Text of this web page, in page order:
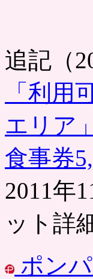
追記（
「利用
エリア
食事券
2011年
ット詳
ポン